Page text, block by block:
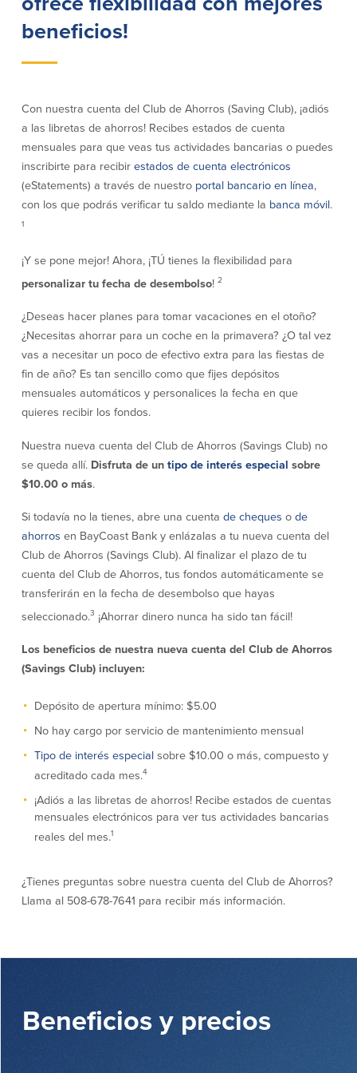
Empresas
(Business Checking)
Empresarial (Business Analysis
Checking)
Comprobación del ajuste correcto
Cuentas de cheques para
sin Fines de Lucro (Cuenta
IOLTA
Cuenta de ahorros con estado
mensual (Statement Savings)
Cuenta empresarial de Acceso al
mercado monetario (Business Money
Market Access)
Certificados de Depósito
Planes de retiro
Préstamos
Préstamos comerciales
Oficina de préstamos en Providence
Colaboraciones para el desarrollo
de negocios
Servicios
Soluciones para la gestión de
efectivo
iBanking
Tarjeta de débito BusinessCard® de
Acerca de nosotros
Acerca de nosotros
Ubicación de sucursales en MA y RI
Ayuda y soporte
Información de licencia para originar
hipotecas
Afiliados
BayCoast Mortgage Company
Plimoth Investment Advisors
Partners Insurance Group
Priority Funding
Políticas
Política de privacidad
Declaración de exoneración
Seguro de Depósitos de FDIC y DIF
Recursos
Seguridad
Seguridad
Programa de concientización del
cliente sobre la seguridad hogareña
Comunitaria Programas educativos
beneficios!
Con nuestra cuenta del Club de Ahorros (Saving Club), ¡adiós
a las libretas de ahorros! Recibes estados de cuenta
mensuales para que veas tus actividades bancarias o puedes
inscribirte para recibir estados de cuenta electrónicos
(eStatements) a través de nuestro portal bancario en línea,
con los que podrás verificar tu saldo mediante la banca móvil.
1
¡Y se pone mejor! Ahora, ¡TÚ tienes la flexibilidad para
personalizar tu fecha de desembolso! 2
¿Deseas hacer planes para tomar vacaciones en el otoño?
¿Necesitas ahorrar para un coche en la primavera? ¿O tal vez
vas a necesitar un poco de efectivo extra para las fiestas de
fin de año? Es tan sencillo como que fijes depósitos
mensuales automáticos y personalices la fecha en que
quieres recibir los fondos.
Nuestra nueva cuenta del Club de Ahorros (Savings Club) no
se queda allí. Disfruta de un tipo de interés especial sobre
$10.00 o más.
Si todavía no la tienes, abre una cuenta de cheques o de
ahorros en BayCoast Bank y enlázalas a tu nueva cuenta del
Club de Ahorros (Savings Club). Al finalizar el plazo de tu
cuenta del Club de Ahorros, tus fondos automáticamente se
transferirán en la fecha de desembolso que hayas
seleccionado.3 ¡Ahorrar dinero nunca ha sido tan fácil!
Los beneficios de nuestra nueva cuenta del Club de Ahorros
(Savings Club) incluyen:
Depósito de apertura mínimo: $5.00
No hay cargo por servicio de mantenimiento mensual
Tipo de interés especial sobre $10.00 o más, compuesto y
acreditado cada mes.4
¡Adiós a las libretas de ahorros! Recibe estados de cuentas
mensuales electrónicos para ver tus actividades bancarias
reales del mes.1
¿Tienes preguntas sobre nuestra cuenta del Club de Ahorros?
Llama al 508-678-7641 para recibir más información.
Beneficios y precios